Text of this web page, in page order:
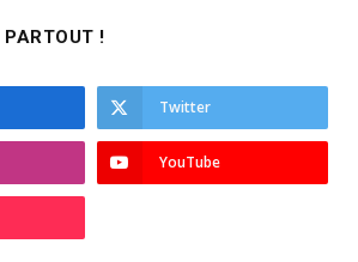
!
Twitter
YouTube